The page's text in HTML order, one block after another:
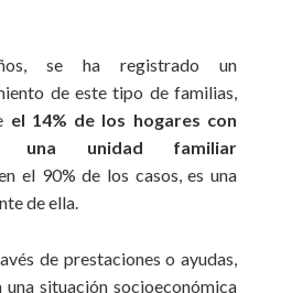
se ha registrado un
de este tipo de familias,
el 14% de los hogares con
una unidad familiar
el 90% de los casos, es una
de ella.
de prestaciones o ayudas,
una situación socioeconómica